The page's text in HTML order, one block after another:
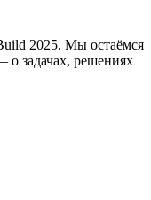
2025. Мы остаёмся
о задачах, решениях